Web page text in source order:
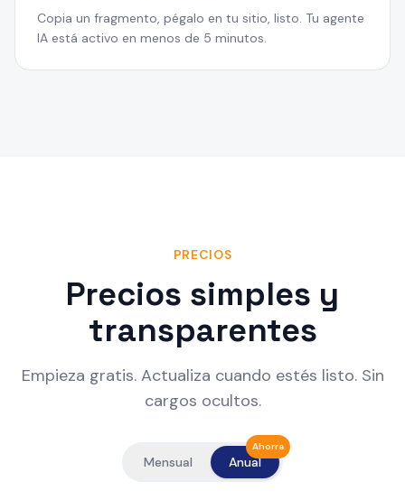
Copia un fragmento, pégalo en tu sitio, listo. Tu agente
IA está activo en menos de 5 minutos.
PRECIOS
Precios simples y
transparentes
Empieza gratis. Actualiza cuando estés listo. Sin
cargos ocultos.
Mensual Anual
Ahorra